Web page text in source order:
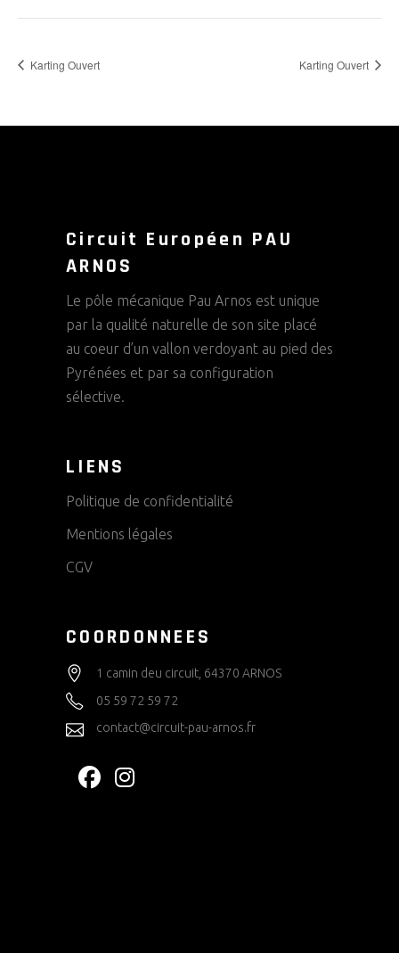
Karting Ouvert Karting Ouvert
Circuit Européen PAU
ARNOS
Le pôle mécanique Pau Arnos est unique
par la qualité naturelle de son site placé
au coeur d’un vallon verdoyant au pied des
Pyrénées et par sa configuration
sélective.
LIENS
Politique de confidentialité
Mentions légales
CGV
COORDONNEES
1 camin deu circuit, 64370 ARNOS
05 59 72 59 72
contact@circuit-pau-arnos.fr